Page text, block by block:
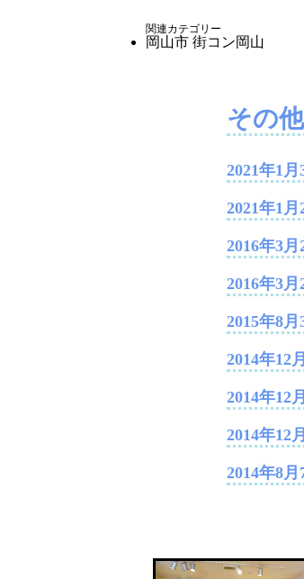
関連カテゴリー
岡山市 街コン岡山
その
2021年1月
2021年1月
2016年3月
2016年3月
2015年8月
2014年12
2014年12
2014年12
2014年8月